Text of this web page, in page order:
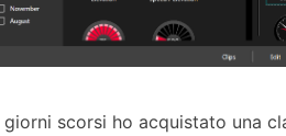
giorni scorsi ho acquistato una